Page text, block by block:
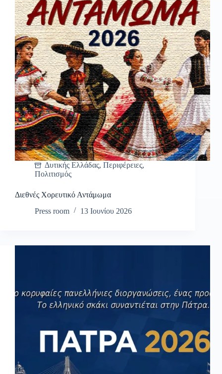
Δυτικής Ελλάδας, Περιφέρειες,
Πολιτισμός
Διεθνές Χορευτικό Αντάμωμα
Press room
13 Ιουνίου 2026